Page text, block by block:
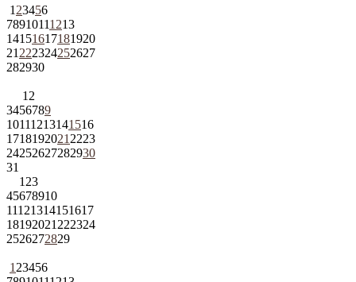
1 23456
78910111213
14151617181920
21 222324252627
282930
1 2
3456789
10111213141516
1718192021 2223
24252627282930
31
1 23
45678910
11121314151617
18192021 222324
2526272829
1 23456